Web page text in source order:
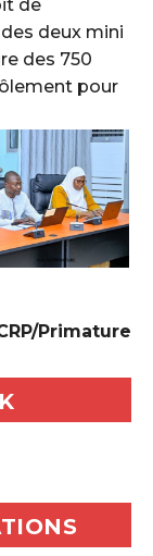
de
deux mini
des 750
pour
Primature